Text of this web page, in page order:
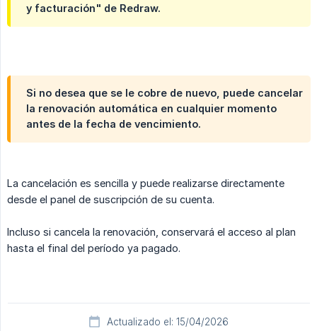
y facturación" de Redraw.
Si no desea que se le cobre de nuevo, puede cancelar
la renovación automática en cualquier momento
antes de la fecha de vencimiento.
La cancelación es sencilla y puede realizarse directamente
desde el panel de suscripción de su cuenta.
Incluso si cancela la renovación, conservará el acceso al plan
hasta el final del período ya pagado.
Actualizado el: 15/04/2026